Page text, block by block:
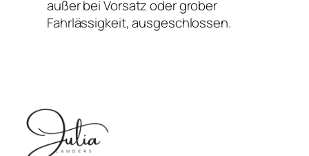
außer bei Vorsatz oder grober
Fahrlässigkeit, ausgeschlossen.